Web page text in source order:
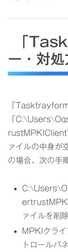
「
ー・対処
「Tasktrayform
「
ァイルの中身が
の場合、次の手
ァイルを削
MPKIクライ
トロールパ